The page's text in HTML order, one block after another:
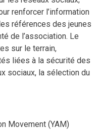
renforcer l’information
références des jeunes
de l’association. Le
sur le terrain,
liées à la sécurité des
sociaux, la sélection du
Movement (YAM)